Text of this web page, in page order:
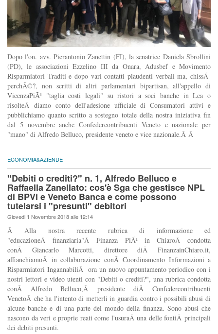
Dopo l'on. avv. Pierantonio Zanettin (FI), la senatrice Daniela Sbrollini
(PD), le associazioni Ezzelino III da Onara, Adusbef e Movimento
Risparmiatori Traditi e dopo vari contatti plaudenti verbali ma, chissÃ
perchÃ©?, non scritti di altri parlamentari bipartisan, all'appello di
VicenzaPiÃ¹ "taglia costi legali" su ristori a soci banche in Lca o
risolteÂ diamo conto dell'adesione ufficiale di Consumatori attivi e
pubblichiamo quanto scritto a sostegno totale della nostra iniziativa fin
dal 5 novembre anche Confedercontribuenti Veneto e nazionale per
"mano" di Alfredo Belluco, presidente veneto e vice nazionale.Â Â
ECONOMIA&AZIENDE
"Debiti o crediti?" n. 1, Alfredo Belluco e
Raffaella Zanellato: cos'è Sga che gestisce NPL
di BPVi e Veneto Banca e come possono
tutelarsi i "presunti" debitori
Giovedi 1 Novembre 2018 alle 12:14
Â Alla nostra recente rubrica di informazione ed
"educazioneÂ finanziaria"Â Finanza PiÃ¹ in ChiaroÂ condotta
conÂ Giancarlo Marcotti, direttore diÂ FinanzainChiaro.it,
affianchiamoÂ in collaborazione conÂ Coordinamento Informazioni a
Risparmiatori IngannabiliÂ ora un nuovo appuntamento periodico con i
nostri lettori e video utenti con "Debiti o crediti?", una rubrica condotta
conÂ Alfredo Belluco,Â presidente diÂ Confedercontribuenti
VenetoÂ che ha l'intento di metterli in guardia contro i possibili abusi di
alcune banche e di una parte del mondo della finanza. Sono abusi che
nascono da veri e proprie reati come l'usuraÂ una delle fontiÂ principali
dei debiti presunti.